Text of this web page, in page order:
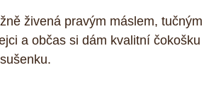
živená pravým máslem, tučným
a občas si dám kvalitní čokošku